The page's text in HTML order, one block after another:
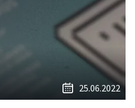
25.06.2022